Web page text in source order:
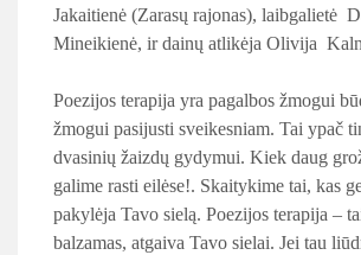
Jakaitienė (Zarasų rajonas), laibgalietė
Mineikienė, ir dainų atlikėja Olivija
Poezijos terapija yra pagalbos žmogui
žmogui pasijusti sveikesniam. Tai ypač
dvasinių žaizdų gydymui. Kiek daug
galime rasti eilėse!. Skaitykime tai, kas
pakylėja Tavo sielą. Poezijos terapija –
balzamas, atgaiva Tavo sielai. Jei tau